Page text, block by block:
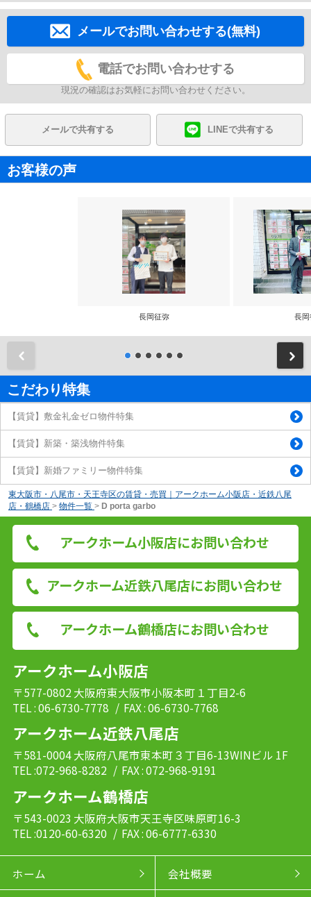
メールでお問い合わせする(無料)
電話でお問い合わせする
現況の確認はお気軽にお問い合わせください。
メールで共有する LINEで共有する
お客様の声
長岡征弥 長岡
こだわり特集
【賃貸】敷金礼金ゼロ物件特集
【賃貸】新築・築浅物件特集
【賃貸】新婚ファミリー物件特集
東大阪市・八尾市・天王寺区の賃貸・売買｜アークホーム小阪店・近鉄八尾
店・鶴橋店 > 物件一覧 > D porta garbo
アークホーム小阪店にお問い合わせ
アークホーム近鉄八尾店にお問い合わせ
アークホーム鶴橋店にお問い合わせ
アークホーム小阪店
〒577-0802 大阪府東大阪市小阪本町１丁目2-6
TEL : 06-6730-7778 / FAX : 06-6730-7768
アークホーム近鉄八尾店
〒581-0004 大阪府八尾市東本町３丁目6-13WINビル 1F
TEL :072-968-8282 / FAX : 072-968-9191
アークホーム鶴橋店
〒543-0023 大阪府大阪市天王寺区味原町16-3
TEL :0120-60-6320 / FAX : 06-6777-6330
ホーム 会社概要